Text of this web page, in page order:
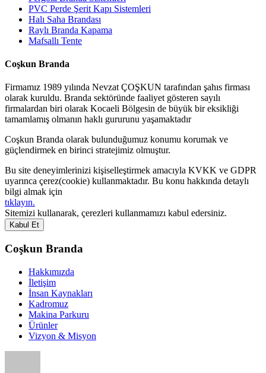
PVC Perde Şerit Kapı Sistemleri
Halı Saha Brandası
Raylı Branda Kapama
Mafsallı Tente
Coşkun Branda
Firmamız 1989 yılında Nevzat ÇOŞKUN tarafından şahıs firması
olarak kuruldu. Branda sektöründe faaliyet gösteren sayılı
firmalardan biri olarak Kocaeli Bölgesin de büyük bir eksikliği
tamamlamış olmanın haklı gururunu yaşamaktadır
Coşkun Branda olarak bulunduğumuz konumu korumak ve
güçlendirmek en birinci stratejimiz olmuştur.
Bu site deneyimlerinizi kişiselleştirmek amacıyla KVKK ve GDPR
uyarınca çerez(cookie) kullanmaktadır. Bu konu hakkında detaylı
bilgi almak için
tıklayın.
Sitemizi kullanarak, çerezleri kullanmamızı kabul edersiniz.
Kabul Et
Coşkun Branda
Hakkımızda
İletişim
İnsan Kaynakları
Kadromuz
Makina Parkuru
Ürünler
Vizyon & Misyon